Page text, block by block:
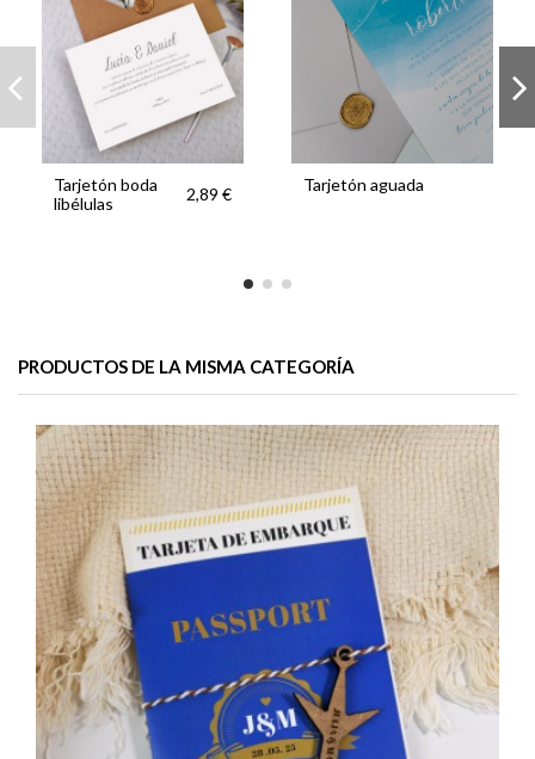
Tarjetón boda
libélulas
2,89 € Tarjetón aguada
PRODUCTOS DE LA MISMA CATEGORÍA